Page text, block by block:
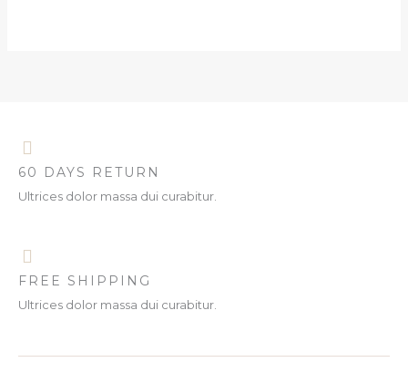
60 DAYS RETURN
Ultrices dolor massa dui curabitur.
FREE SHIPPING
Ultrices dolor massa dui curabitur.